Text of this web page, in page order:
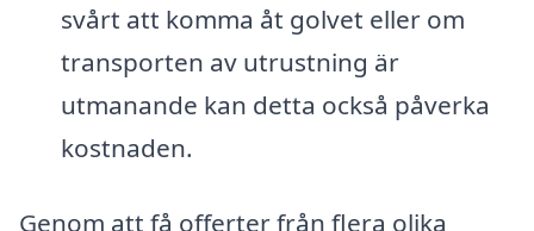
svårt att komma åt golvet eller om
transporten av utrustning är
utmanande kan detta också påverka
kostnaden.
Genom att få offerter från flera olika